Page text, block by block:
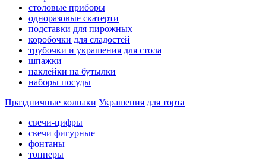
столовые приборы
одноразовые скатерти
подставки для пирожных
коробочки для сладостей
трубочки и украшения для стола
шпажки
наклейки на бутылки
наборы посуды
Праздничные колпаки Украшения для торта
свечи-цифры
свечи фигурные
фонтаны
топперы